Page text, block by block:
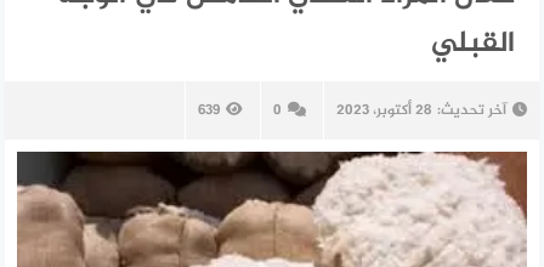
القبلي
آخر تحديث: 28 أكتوبر، 2023 0
639